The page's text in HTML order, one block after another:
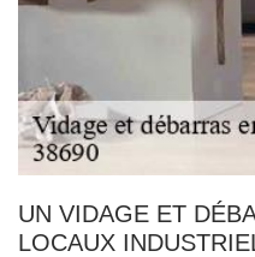
UN VIDAGE ET
LOCAUX